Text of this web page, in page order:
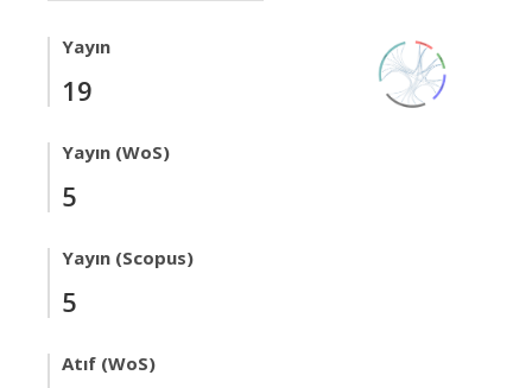
Yayın
19
Yayın (WoS)
5
Yayın (Scopus)
5
Atıf (WoS)